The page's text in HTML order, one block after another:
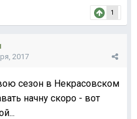
1
2017
сезон в Некрасовском
начну скоро - вот